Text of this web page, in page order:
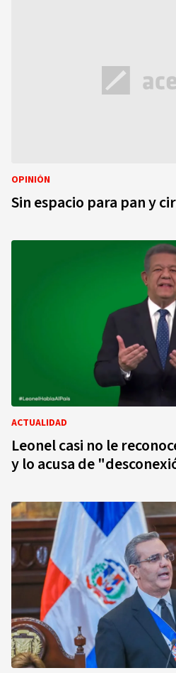
OPINIÓN
Sin espacio para pan y
ACTUALIDAD
Leonel casi no le
y lo acusa de